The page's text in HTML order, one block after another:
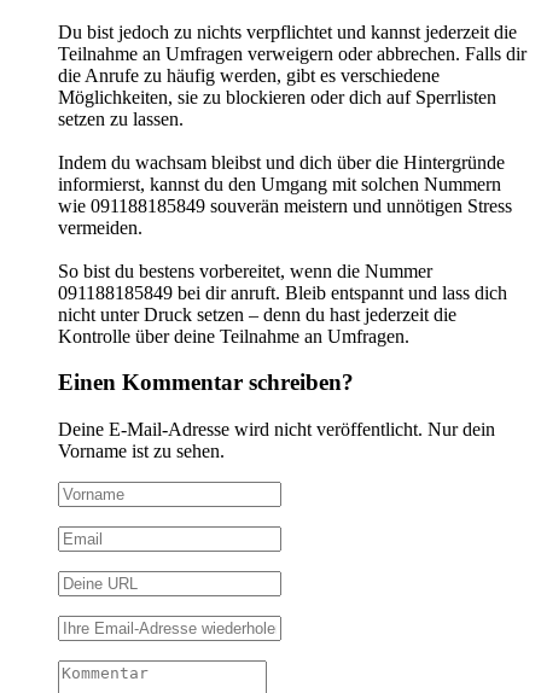
Du bist jedoch zu nichts verpflichtet und kannst jederzeit die
Teilnahme an Umfragen verweigern oder abbrechen. Falls dir
die Anrufe zu häufig werden, gibt es verschiedene
Möglichkeiten, sie zu blockieren oder dich auf Sperrlisten
setzen zu lassen.
Indem du wachsam bleibst und dich über die Hintergründe
informierst, kannst du den Umgang mit solchen Nummern
wie 091188185849 souverän meistern und unnötigen Stress
vermeiden.
So bist du bestens vorbereitet, wenn die Nummer
091188185849 bei dir anruft. Bleib entspannt und lass dich
nicht unter Druck setzen – denn du hast jederzeit die
Kontrolle über deine Teilnahme an Umfragen.
Einen Kommentar schreiben?
Deine E-Mail-Adresse wird nicht veröffentlicht. Nur dein
Vorname ist zu sehen.